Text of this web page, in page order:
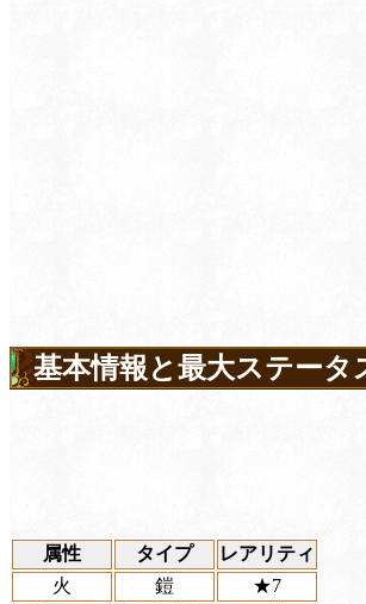
基本情報と最大ステータ
属性 タイプ
レアリティ
火
鎧
★7